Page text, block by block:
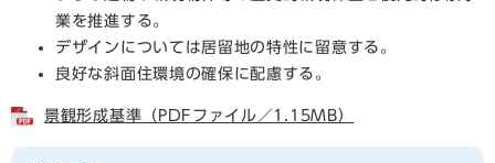
業を推進する。
デザインについては居留地の特性に留意する。
良好な斜面住環境の確保に配慮する。
景観形成基準（PDFファイル／1.15MB）